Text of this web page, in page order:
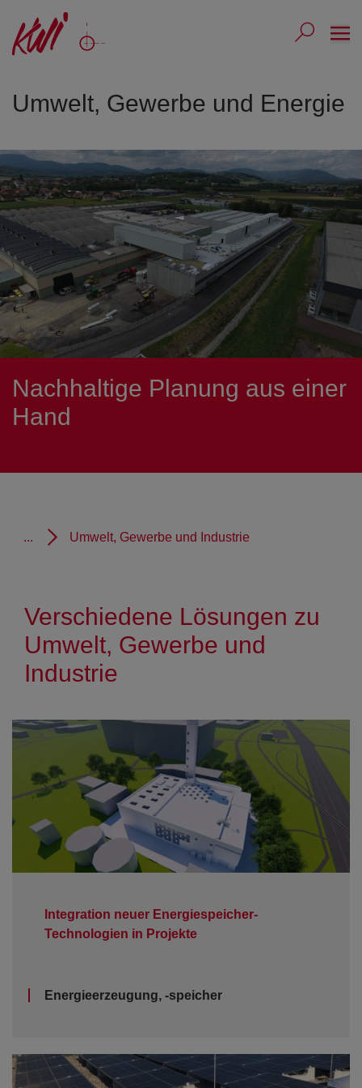
Submit
Umwelt, Gewerbe und Energie
Nachhaltige Planung aus einer
Hand
... Umwelt, Gewerbe und Industrie
Verschiedene Lösungen zu
Umwelt, Gewerbe und
Industrie
Integration neuer Energiespeicher-
Technologien in Projekte
Energieerzeugung, -speicher